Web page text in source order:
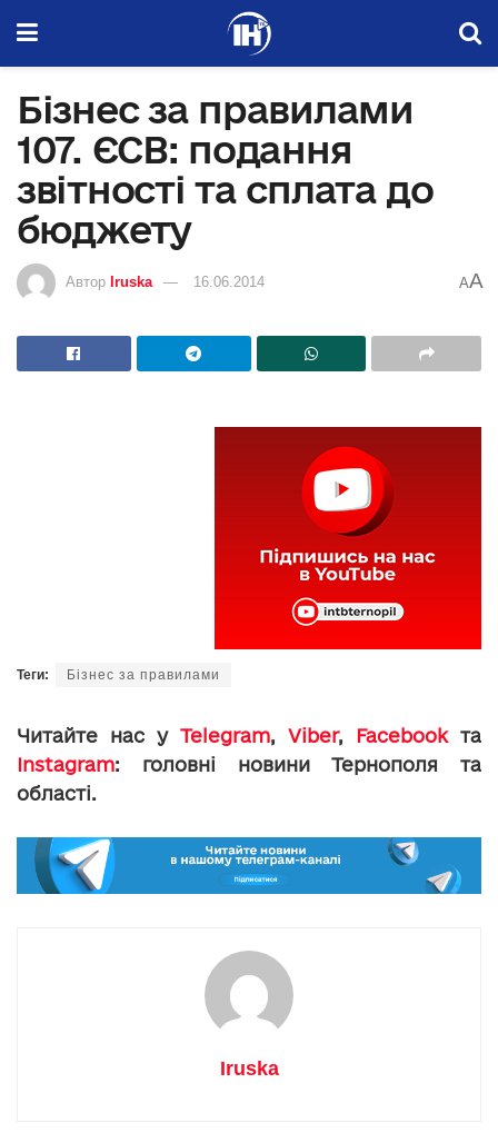
Бізнес за правилами
107. ЄСВ: подання
звітності та сплата до
бюджету
Автор Iruska 16.06.2014 AA
Теги: Бізнес за правилами
Читайте нас у Telegram, Viber, Facebookта
Instagram: головні новини Тернополя та
області.
Iruska